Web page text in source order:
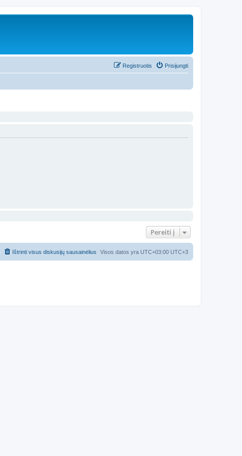
Prisijungti
Registruotis
Pereiti į
Visos datos yra UTC+03:00 UTC+3
Ištrinti visus diskusijų sausainėlius